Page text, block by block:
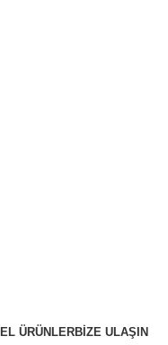
ÜRÜNLERBIZE ULAŞIN